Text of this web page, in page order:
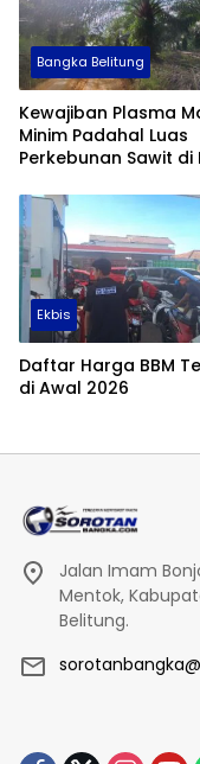
Bangka Belitung
Kewajiban Plasma
Minim Padahal Luas
Perkebunan Sawit di
Ekbis
Daftar Harga BBM
di Awal 2026
Jalan Imam
Mentok,
Belitung.